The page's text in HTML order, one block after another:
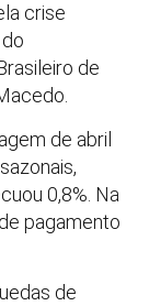
crise
de
de abril
0,8%. Na
pagamento
de